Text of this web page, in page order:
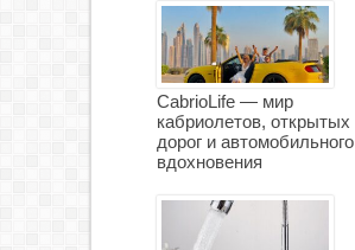
CabrioLife — мир
кабриолетов, открытых
дорог и автомобильного
вдохновения